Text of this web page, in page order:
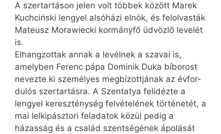
A szertartáson jelen volt többek között Marek
Kuchciński lengyel alsóházi elnök, és felolvasták
Mateusz Mora­wiecki kormányfő üdvözlő levelét
is.
Elhangzottak annak a levélnek a szavai is,
amelyben Ferenc pápa Dominik Duka bíborost
nevezte ki személyes megbízottjának az évfor­
dulós szertartásra. A Szentatya felidézte a
lengyel kereszténység felvételének történetét, a
mai lelkipásztori feladatok közül pedig a
házasság és a család szentségének ápolását